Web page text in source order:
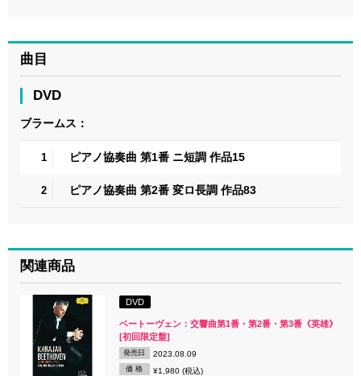
曲目
DVD
ブラームス：
1 ピアノ協奏曲 第1番 ニ短調 作品15
2 ピアノ協奏曲 第2番 変ロ長調 作品83
関連商品
DVD
ベートーヴェン：交響曲第1番・第2番・第3番《英雄》
[初回限定盤]
発売日 2023.08.09
価 格 ¥1,980 (税込)